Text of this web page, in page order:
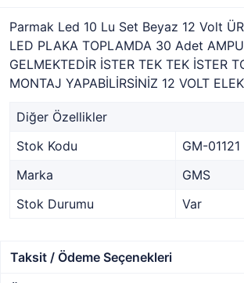
Parmak Led 10 Lu Set Beyaz 12 Volt
LED PLAKA TOPLAMDA 30 Adet
GELMEKTEDİR İSTER TEK TEK İSTER
MONTAJ YAPABİLİRSİNİZ 12 VOLT
Diğer Özellikler
Stok Kodu
GM-01121
Marka
GMS
Stok Durumu
Var
Taksit / Ödeme Seçenekleri